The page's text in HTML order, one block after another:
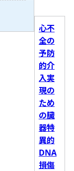
心不
全の
予防
的介
入実
現の
ため
の臓
器特
異的
DNA
損傷